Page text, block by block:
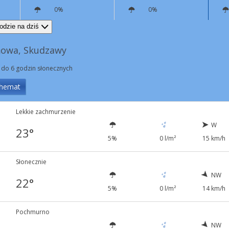
0% 0%
na dziś
Skudzawy
6 godzin słonecznych
Lekkie zachmurzenie
23° 5% 0 l/m²
W
15 km/h
Słonecznie
22° 5% 0 l/m²
NW
14 km/h
Pochmurno
NW